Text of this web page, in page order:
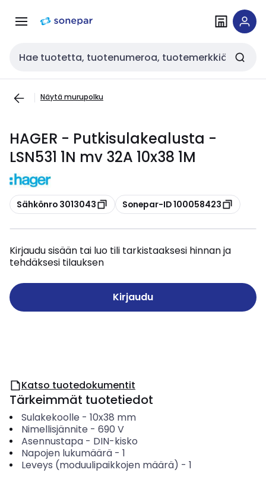
navigointiinsisältöön
Haku
Näytä murupolku
HAGER - Putkisulakealusta -
LSN531 1N mv 32A 10x38 1M
Kopioi
Sähkönro 3013043 Kopioi
Sonepar-ID 100058423
Kirjaudu sisään tai luo tili tarkistaaksesi hinnan ja
tehdäksesi tilauksen
Kirjaudu
Katso tuotedokumentit
Tärkeimmät tuotetiedot
Sulakekoolle - 10x38 mm
Nimellisjännite - 690 V
Asennustapa- DIN-kisko
Napojen lukumäärä- 1
Leveys (moduulipaikkojen määrä) - 1